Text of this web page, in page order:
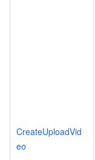
CreateUploadVid
eo